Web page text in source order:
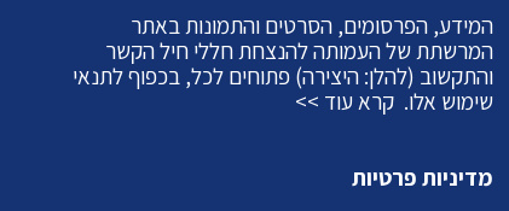
המידע, הפרסומים, הסרטים והתמונות באתר
המרשתת של העמותה להנצחת חללי חיל הקשר
והתקשוב (להלן: היצירה) פתוחים לכל, בכפוף לתנאי
שימוש אלו.קרא עוד >>
מדיניות פרטיות